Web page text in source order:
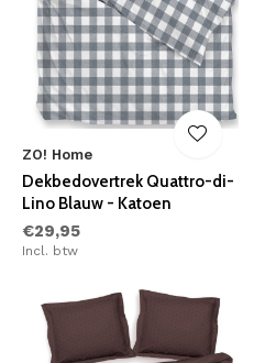
ZO! Home
Dekbedovertrek Quattro-di-
Lino Blauw - Katoen
€29,95
Incl. btw